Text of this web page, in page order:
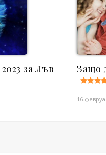
за Лъв Защо